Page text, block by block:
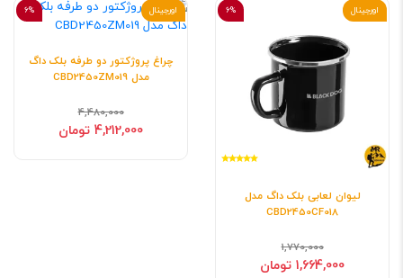
6% اورجینال
لیوان لعابی بلک داگ مدل
CBD2450CF018
1,770,000
1,664,000 تومان
6% اورجینال
چراغ پروژکتور دو طرفه بلک داگ
مدل CBD2450ZM019
4,480,000
4,212,000 تومان